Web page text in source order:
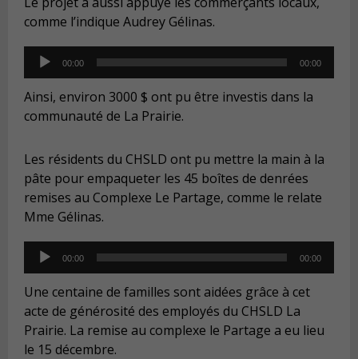
comme l’indique Audrey Gélinas.
Audio
Player
00:00 00:00
Ainsi, environ 3000 $ ont pu être investis dans la
communauté de La Prairie.
Les résidents du CHSLD ont pu mettre la main à la
pâte pour empaqueter les 45 boîtes de denrées
remises au Complexe Le Partage, comme le relate
Mme Gélinas.
Audio
Player
00:00 00:00
Une centaine de familles sont aidées grâce à cet
acte de générosité des employés du CHSLD La
Prairie. La remise au complexe le Partage a eu lieu
le 15 décembre.